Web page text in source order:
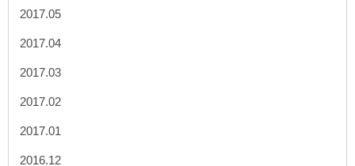
2017.05
2017.04
2017.03
2017.02
2017.01
2016.12